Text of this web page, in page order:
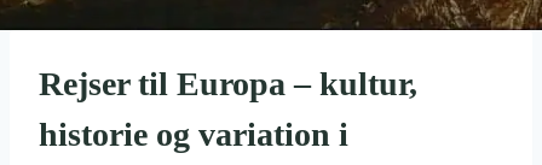
Rejser til Europa – kultur,
historie og variation i